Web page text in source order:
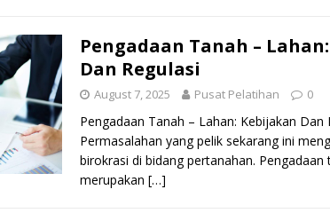
Pengadaan Tanah –
Dan Regulasi
August 7, 2025 Pusat Pelatihan 0
Pengadaan Tanah – Lahan: Kebijakan Dan
Permasalahan yang pelik sekarang ini
birokrasi di bidang pertanahan. Pengadaan
merupakan […]